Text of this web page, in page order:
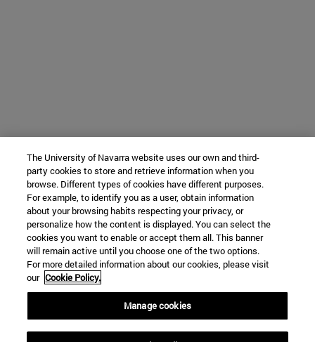
The University of Navarra website uses our own and third-
party cookies to store and retrieve information when you
browse. Different types of cookies have different purposes.
For example, to identify you as a user, obtain information
about your browsing habits respecting your privacy, or
personalize how the content is displayed. You can select the
cookies you want to enable or accept them all. This banner
will remain active until you choose one of the two options.
For more detailed information about our cookies, please visit
our Cookie Policy.
Manage cookies